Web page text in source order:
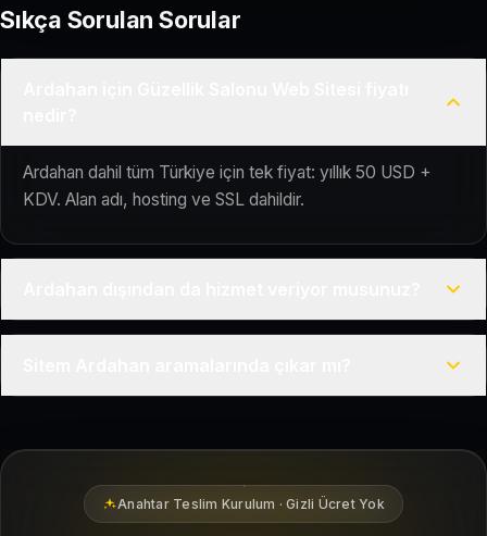
Sıkça Sorulan Sorular
Ardahan dahil tüm Türkiye için tek fiyat: yıllık 50 USD +
KDV. Alan adı, hosting ve SSL dahildir.
Ardahan bölgesindeki yerel müşterilerin sizi bulmasına
Anahtar Teslim Kurulum · Gizli Ücret Yok